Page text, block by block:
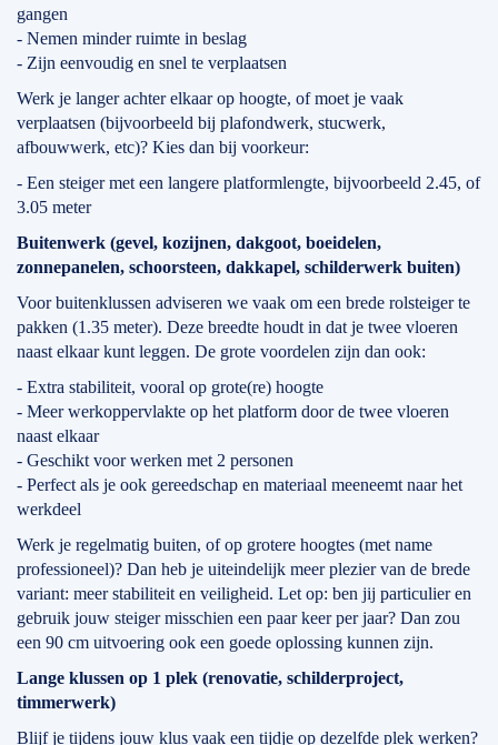
gangen
- Nemen minder ruimte in beslag
- Zijn eenvoudig en snel te verplaatsen
Werk je langer achter elkaar op hoogte, of moet je vaak
verplaatsen (bijvoorbeeld bij plafondwerk, stucwerk,
afbouwwerk, etc)? Kies dan bij voorkeur:
- Een steiger met een langere platformlengte, bijvoorbeeld 2.45, of
3.05 meter
Buitenwerk (gevel, kozijnen, dakgoot, boeidelen,
zonnepanelen, schoorsteen, dakkapel, schilderwerk buiten)
Voor buitenklussen adviseren we vaak om een brede rolsteiger te
pakken (1.35 meter). Deze breedte houdt in dat je twee vloeren
naast elkaar kunt leggen. De grote voordelen zijn dan ook:
- Extra stabiliteit, vooral op grote(re) hoogte
- Meer werkoppervlakte op het platform door de twee vloeren
naast elkaar
- Geschikt voor werken met 2 personen
- Perfect als je ook gereedschap en materiaal meeneemt naar het
werkdeel
Werk je regelmatig buiten, of op grotere hoogtes (met name
professioneel)? Dan heb je uiteindelijk meer plezier van de brede
variant: meer stabiliteit en veiligheid. Let op: ben jij particulier en
gebruik jouw steiger misschien een paar keer per jaar? Dan zou
een 90 cm uitvoering ook een goede oplossing kunnen zijn.
Lange klussen op 1 plek (renovatie, schilderproject,
timmerwerk)
Blijf je tijdens jouw klus vaak een tijdje op dezelfde plek werken?